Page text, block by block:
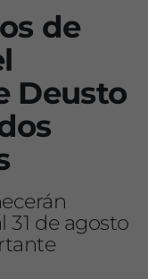
de
Deusto
31 de agosto